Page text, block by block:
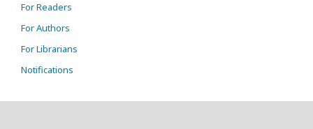
For Readers
For Authors
For Librarians
Notifications